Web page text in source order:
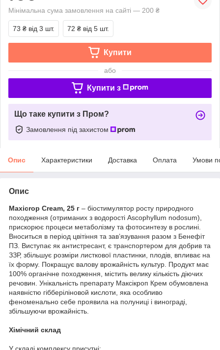
Мінімальна сума замовлення на сайті — 200 ₴
73 ₴ від 3 шт. 72 ₴ від 5 шт.
Купити
або
Купити з
Що таке купити з Пром?
Замовлення під захистом
Опис Характеристики Доставка Оплата Умови
Опис
Maxicrop Cream, 25 г – біостимулятор росту природного
походження (отриманих з водорості Ascophyllum nodosum),
прискорює процеси метаболізму та фотосинтезу в рослині.
Вноситься в період цвітіння та зав’язування разом з Бенефіт
ПЗ. Виступає як антистресант, є транспортером для добрив та
ЗЗР, збільшує розміри листкової пластинки, плодів, впливає на
їх форму. Покращує валову врожайність культур. Продукт має
100% органічне походження, містить велику кількість діючих
речовин. Унікальність препарату Максікроп Крем обумовлена
наявністю гібберіліновой кислоти, яка особливо
феноменально себе проявила на полуниці і винограді,
збільшуючи врожайність.
Хімічний склад
У складі комплексу присутні: